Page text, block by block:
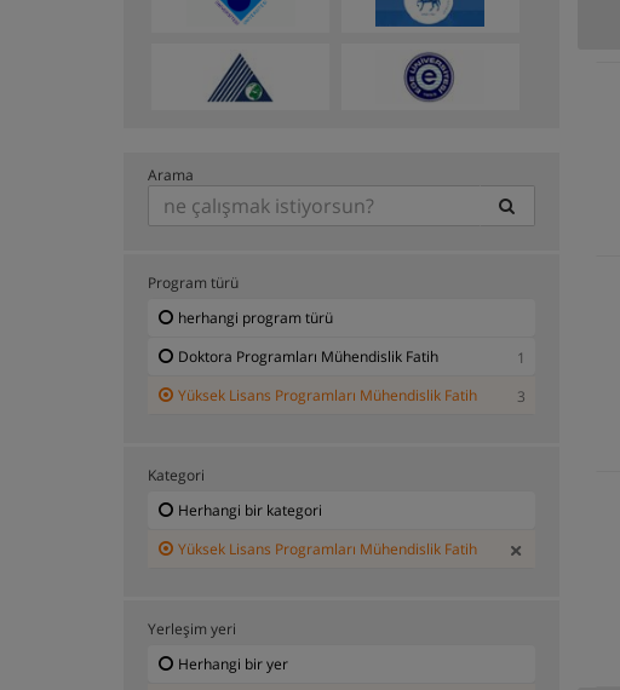
Arama
Program türü
herhangi program türü
Doktora Programları Mühendislik Fatih
1
Yüksek Lisans Programları Mühendislik Fatih
3
Kategori
Herhangi bir kategori
Yüksek Lisans Programları Mühendislik Fatih
Yerleşim yeri
Herhangi bir yer